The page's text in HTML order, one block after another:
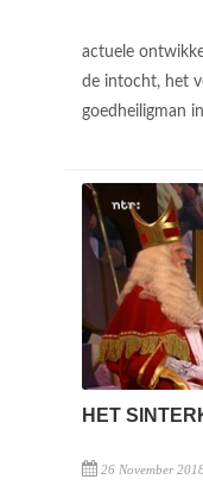
actuele
de intocht, het
goedheiligman
HET
26 November